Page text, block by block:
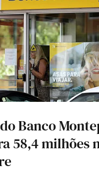
Banco
58,4 milhões